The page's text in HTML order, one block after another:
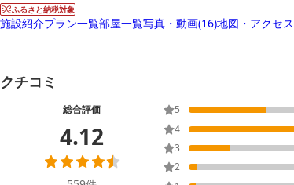
ふるさと納税対象
施設紹介プラン一覧部屋一覧写真・動画(16)地図・アクセス
クチコミ
総合評価
4.12
5
4
3
2